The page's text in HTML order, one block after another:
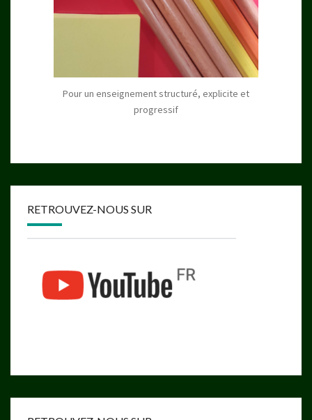
Pour un enseignement structuré, explicite et
progressif
RETROUVEZ-NOUS SUR